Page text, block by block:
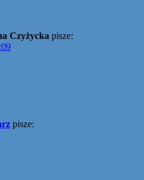
Czyżycka pisze:
pisze: